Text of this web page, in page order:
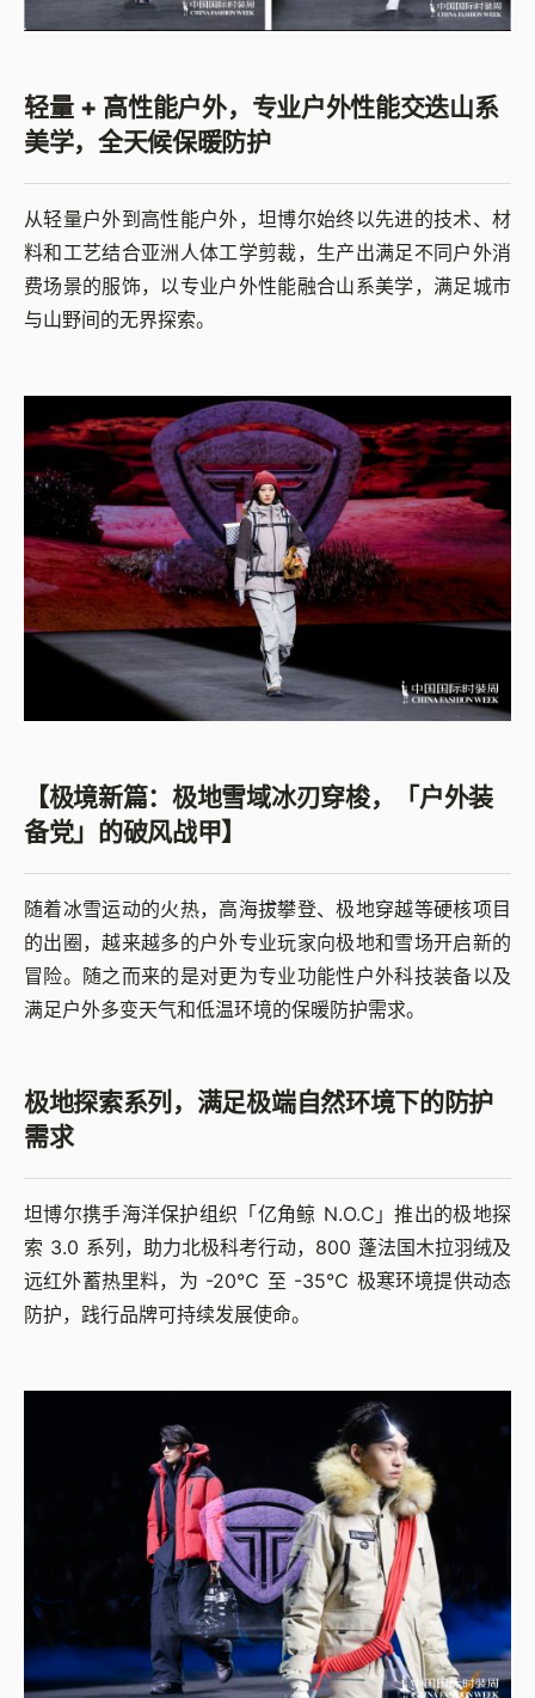
轻量 + 高性能户外，专业户外性能交迭山系
美学，全天候保暖防护
从轻量户外到高性能户外，坦博尔始终以先进的技术、材
料和工艺结合亚洲人体工学剪裁，生产出满足不同户外消
费场景的服饰，以专业户外性能融合山系美学，满足城市
与山野间的无界探索。
【极境新篇：极地雪域冰刃穿梭，「户外装
备党」的破风战甲】
随着冰雪运动的火热，高海拔攀登、极地穿越等硬核项目
的出圈，越来越多的户外专业玩家向极地和雪场开启新的
冒险。随之而来的是对更为专业功能性户外科技装备以及
满足户外多变天气和低温环境的保暖防护需求。
极地探索系列，满足极端自然环境下的防护
需求
坦博尔携手海洋保护组织「亿角鲸 N.O.C」推出的极地探
索 3.0 系列，助力北极科考行动，800 蓬法国木拉羽绒及
远红外蓄热里料，为 -20℃ 至 -35℃ 极寒环境提供动态
防护，践行品牌可持续发展使命。